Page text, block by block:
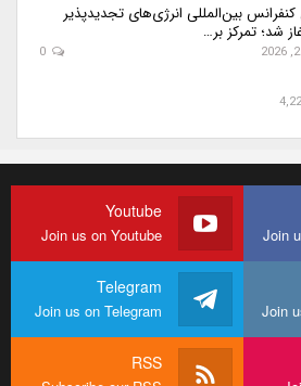
بین‌المللی انرژی‌های تجدیدپذیر
شد؛ تمرکز بر…
Join
Youtube
Join us on Youtube
Join
Telegram
Join us on Telegram
RSS